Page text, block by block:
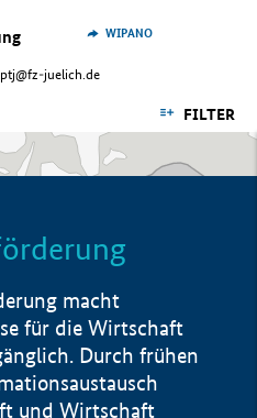
juelich.de
WIPANO
FILTER
macht
für die Wirtschaft
Durch frühen
und Wirtschaft